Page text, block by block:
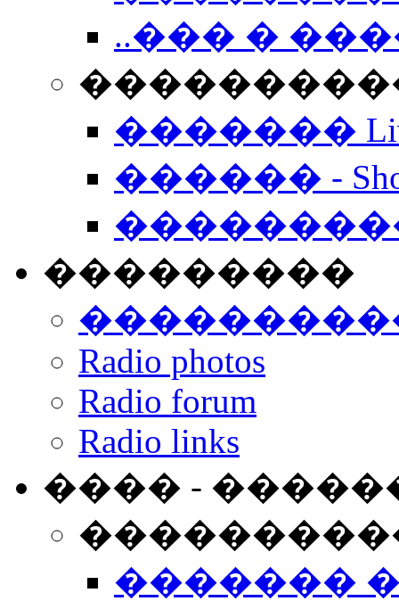
..��� �
����������
�������
������ -
���������
Radio photos
Radio forum
Radio links
���� -
�������